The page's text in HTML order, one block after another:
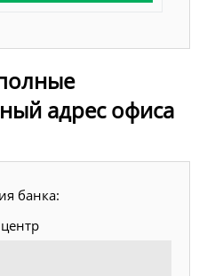
адрес офиса
банка: